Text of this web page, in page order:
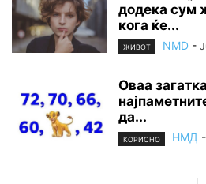
додека сум
кога ќе...
ЖИВОТ NMD -
Оваа
да...
КОРИСНО НМД -